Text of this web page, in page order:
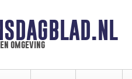
omgeving